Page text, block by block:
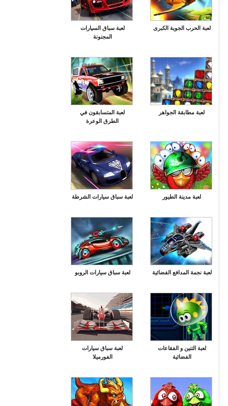
لعبة الحرب الجوية الكبرى
لعبة سباق السيارات
المجنونة
لعبة مطابقة الجواهر
لعبة المتسابقون في
الطرق الوعرة
لعبة مدينة الطيور لعبة سباق سيارات الشرطة
لعبة نجمة المدافع الفضائية لعبة سباق سيارات الروبو
لعبة التنين و الفقاعات
الفضائية
لعبة سباق سيارات
الفورميلا